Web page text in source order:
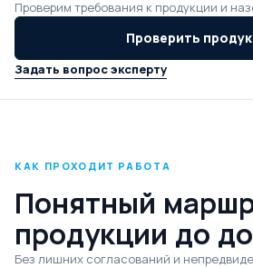
Проверим требования к продукции и
Проверить
Задать вопрос эксперту
КАК ПРОХОДИТ РАБОТА
Понятный
продукции до
Без лишних согласований и